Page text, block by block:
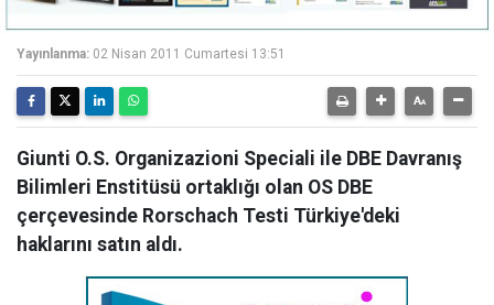
Yayınlanma: 02 Nisan 2011 Cumartesi 13:51
Giunti O.S. Organizazioni Speciali ile DBE Davranış
Bilimleri Enstitüsü ortaklığı olan OS DBE
çerçevesinde Rorschach Testi Türkiye'deki
haklarını satın aldı.